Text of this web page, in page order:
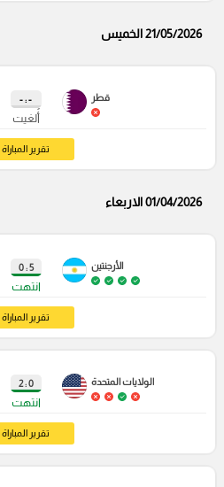
21/05/2026 الخميس
قطر - : -
أُلغيت
تقرير المباراة
01/04/2026 الاربعاء
الأرجنتين 5 : 0
انتهت
تقرير المباراة
الولايات المتحدة 0 : 2
انتهت
تقرير المباراة